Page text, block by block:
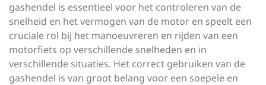
gashendel is essentieel voor het controleren van de
snelheid en het vermogen van de motor en speelt een
cruciale rol bij het manoeuvreren en rijden van een
motorfiets op verschillende snelheden en in
verschillende situaties. Het correct gebruiken van de
gashendel is van groot belang voor een soepele en